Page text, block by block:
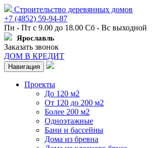
Строительство деревянных домов
+7 (4852) 59-94-87
Пн - Пт с 9.00 до 18.00 Сб - Вс выходной
Ярославль
Заказать звонок
ДОМ В КРЕДИТ
Навигация
Проекты
До 120 м2
От 120 до 200 м2
Более 200 м2
Одноэтажные
Бани и бассейны
Дома из бревна